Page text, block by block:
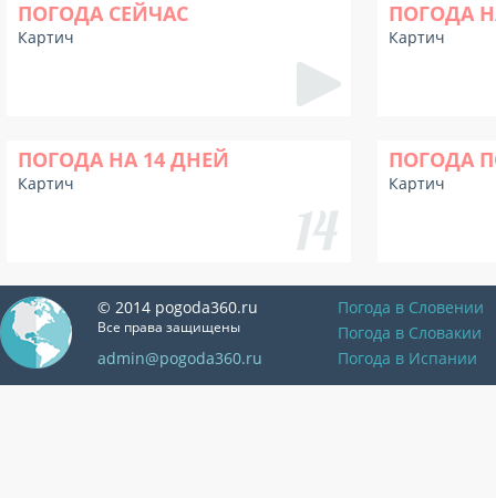
ПОГОДА СЕЙЧАС
Картич
ПОГОДА
Картич
ПОГОДА НА 14 ДНЕЙ
Картич
ПОГОДА
Картич
© 2014 pogoda360.ru
Все права защищены
admin@pogoda360.ru
Погода в Словении
Погода в Словакии
Погода в Испании